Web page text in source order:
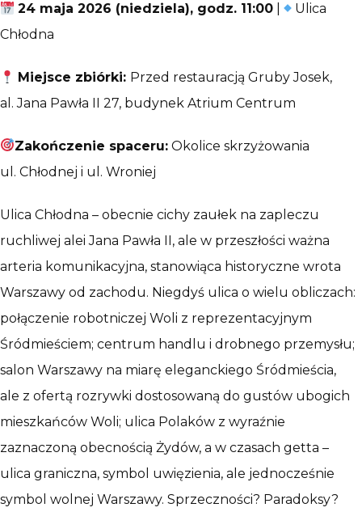
24 maja 2026 (niedziela), godz. 11:00
Ulica
Chłodna
Miejsce zbiórki: Przed restauracją Gruby Josek,
al. Jana Pawła II 27, budynek Atrium Centrum
Zakończenie spaceru: Okolice skrzyżowania
ul. Chłodnej i ul. Wroniej
Ulica Chłodna – obecnie cichy zaułek na zapleczu
ruchliwej alei Jana Pawła II, ale w przeszłości ważna
arteria komunikacyjna, stanowiąca historyczne wrota
Warszawy od zachodu. Niegdyś ulica o wielu obliczach:
połączenie robotniczej Woli z reprezentacyjnym
Śródmieściem; centrum handlu i drobnego przemysłu;
salon Warszawy na miarę eleganckiego Śródmieścia,
ale z ofertą rozrywki dostosowaną do gustów ubogich
mieszkańców Woli; ulica Polaków z wyraźnie
zaznaczoną obecnością Żydów, a w czasach getta –
ulica graniczna, symbol uwięzienia, ale jednocześnie
symbol wolnej Warszawy. Sprzeczności? Paradoksy?